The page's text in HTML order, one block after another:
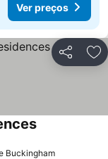
Ver preços
Partilhar
Buckingham